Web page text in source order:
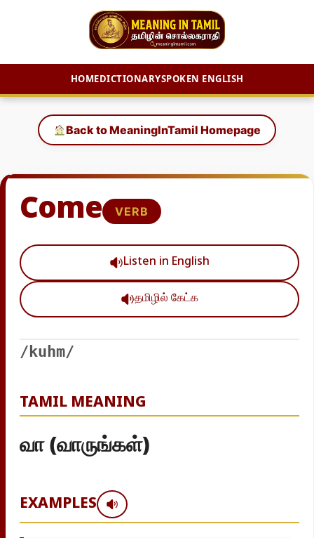
HOMEDICTIONARYSPOKEN ENGLISH
content
Back to MeaningInTamil Homepage
Come VERB
Listen in English
தமிழில் கேட்க
/kuhm/
TAMIL MEANING
வா (வாருங்கள்)
EXAMPLES